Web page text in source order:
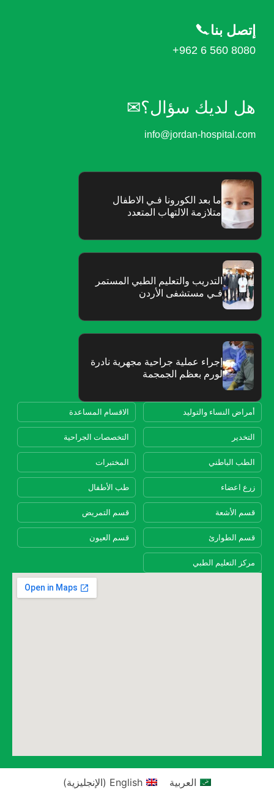
إتصل بنا
+962 6 560 8080
هل لديك سؤال؟✉︎
info@jordan-hospital.com
ما‭ ‬بعد‭ ‬الكورونا‭ ‬فـي‭ ‬الاطفال
متلازمة‭ ‬الالتهاب‭ ‬المتعدد
‬فـي‭ ‬مستشفى‭ ‬الأردن
‬لورم‭ ‬بعظم‭ ‬الجمجمة
أمراض النساء والتوليد الاقسام المساعدة
التخدير التخصصات الجراحية
الطب الباطني المختبرات
زرع اعضاء طب الأطفال
قسم الأشعة قسم التمريض
قسم الطوارئ قسم العيون
مركز التعليم الطبي
العربية English
(الإنجليزية)